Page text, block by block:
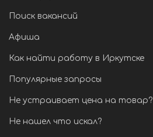
Поиск вакансий
Афиша
Как найти работу в Иркутске
Популярные запросы
Не устраивает цена на товар?
Не нашел что искал?